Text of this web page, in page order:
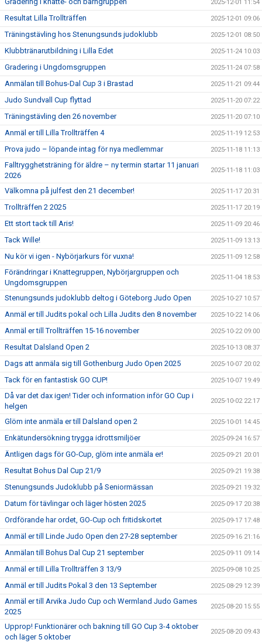
2025-12-01 11:54
Resultat Lilla Trollträffen 2025-12-01 09:06
Träningstävling hos Stenungsunds judoklubb 2025-12-01 08:50
Klubbtränarutbildning i Lilla Edet 2025-11-24 10:03
Gradering i Ungdomsgruppen 2025-11-24 07:58
Anmälan till Bohus-Dal Cup 3 i Brastad 2025-11-21 09:44
Judo Sundvall Cup flyttad 2025-11-20 07:22
Träningstävling den 26 november 2025-11-20 07:10
Anmäl er till Lilla Trollträffen 4 2025-11-19 12:53
Prova judo – löpande intag för nya medlemmar 2025-11-18 11:13
Falltrygghetsträning för äldre – ny termin startar 11 januari
2026
2025-11-18 11:03
Välkomna på julfest den 21 december! 2025-11-17 20:31
Trollträffen 2 2025 2025-11-17 20:19
Ett stort tack till Aris! 2025-11-09 20:46
Tack Wille! 2025-11-09 13:13
Nu kör vi igen - Nybörjarkurs för vuxna! 2025-11-09 12:58
Förändringar i Knattegruppen, Nybörjargruppen och
Ungdomsgruppen
2025-11-04 18:53
Stenungsunds judoklubb deltog i Göteborg Judo Open 2025-10-27 10:57
Anmäl er till Judits pokal och Lilla Judits den 8 november 2025-10-22 14:06
Anmäl er till Trollträffen 15-16 november 2025-10-22 09:00
Resultat Dalsland Open 2 2025-10-13 08:37
Dags att anmäla sig till Gothenburg Judo Open 2025 2025-10-07 20:02
Tack för en fantastisk GO CUP! 2025-10-07 19:49
Då var det dax igen! Tider och information inför GO Cup i
helgen
2025-10-02 22:17
Glöm inte anmäla er till Dalsland open 2 2025-10-01 14:45
Enkätundersökning trygga idrottsmiljöer 2025-09-24 16:57
Äntligen dags för GO-Cup, glöm inte anmäla er! 2025-09-21 20:01
Resultat Bohus Dal Cup 21/9 2025-09-21 19:38
Stenungsunds Judoklubb på Seniormässan 2025-09-21 19:32
Datum för tävlingar och läger hösten 2025 2025-09-17 20:38
Ordförande har ordet, GO-Cup och fritidskortet 2025-09-17 17:48
Anmäl er till Linde Judo Open den 27-28 september 2025-09-16 21:16
Anmälan till Bohus Dal Cup 21 september 2025-09-11 09:14
Anmäl er till Lilla Trollträffen 3 13/9 2025-09-08 10:25
Anmäl er till Judits Pokal 3 den 13 September 2025-08-29 12:39
Anmäl er till Arvika Judo Cup och Wermland Judo Games
2025
2025-08-20 15:55
Upprop! Funktionärer och bakning till GO Cup 3-4 oktober
och läger 5 oktober
2025-08-20 09:43